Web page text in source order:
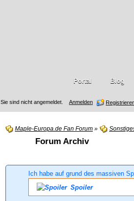
Sie sind nicht angemeldet. Anmelden
Portal Blog
Maple-Europa.de Fan Forum »
Forum Archiv
Ich habe auf grund des massiven
Spoiler